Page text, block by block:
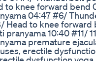
to knee forward bend
04:47 #6/
Head to knee
pranyama 10:40 #11/
premature
erectile